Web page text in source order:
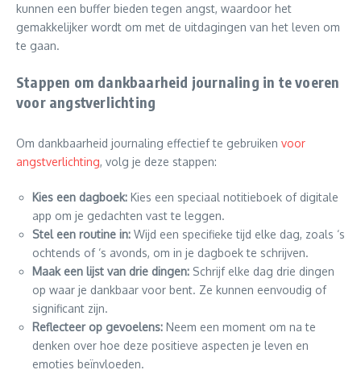
kunnen een buffer bieden tegen angst, waardoor het
gemakkelijker wordt om met de uitdagingen van het leven om
te gaan.
Stappen om dankbaarheid journaling in te voeren
voor angstverlichting
Om dankbaarheid journaling effectief te gebruiken voor
angstverlichting, volg je deze stappen:
Kies een dagboek: Kies een speciaal notitieboek of digitale
app om je gedachten vast te leggen.
Stel een routine in: Wijd een specifieke tijd elke dag, zoals ‘s
ochtends of ‘s avonds, om in je dagboek te schrijven.
Maak een lijst van drie dingen: Schrijf elke dag drie dingen
op waar je dankbaar voor bent. Ze kunnen eenvoudig of
significant zijn.
Reflecteer op gevoelens: Neem een moment om na te
denken over hoe deze positieve aspecten je leven en
emoties beïnvloeden.